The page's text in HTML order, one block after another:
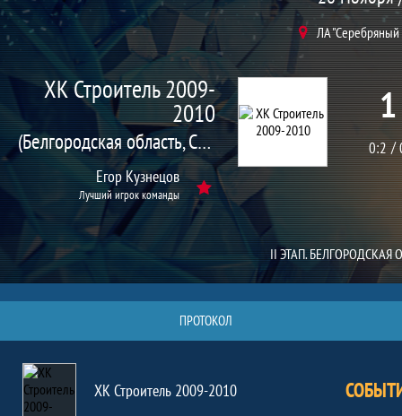
ЛА
ХК Строитель 2009-
2010
(Белгородская область, Строитель г.)
Егор Кузнецов
Лучший игрок команды
0:2
II ЭТАП. БЕЛГОРОДСКАЯ
ПРОТОКОЛ
ХК Строитель 2009-2010